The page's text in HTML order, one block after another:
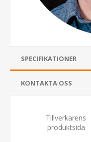
SPECIFIKATIONER
KONTAKTA OSS
Tillverkarens
produktsida